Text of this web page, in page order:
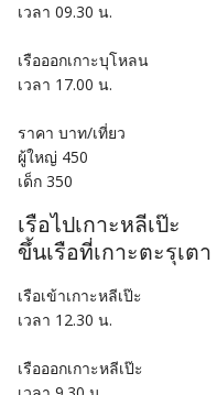
เวลา 09.30 น.
เรือออกเกาะบุโหลน
เวลา 17.00 น.
ราคา บาท/เที่ยว
ผู้ใหญ่ 450
เด็ก 350
เรือไปเกาะหลีเป๊ะ
ขึ้นเรือที่เกาะตะรุเตา
เรือเข้าเกาะหลีเป๊ะ
เวลา 12.30 น.
เรือออกเกาะหลีเป๊ะ